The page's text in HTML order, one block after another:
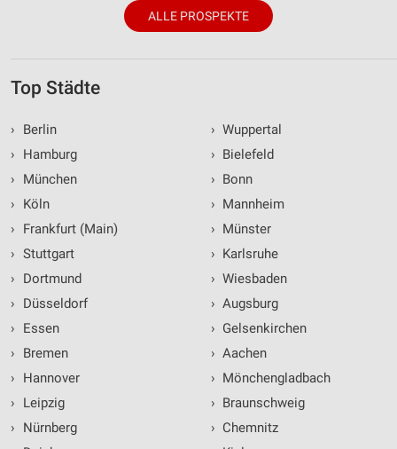
ALLE PROSPEKTE
Top Städte
›
Berlin
›
Hamburg
›
München
›
Köln
›
Frankfurt (Main)
› Stuttgart
›
Dortmund
›
Düsseldorf
›
Essen
›
Bremen
›
Hannover
›
Leipzig
›
Nürnberg
› Wuppertal
› Bielefeld
› Bonn
› Mannheim
› Münster
› Karlsruhe
› Wiesbaden
› Augsburg
› Gelsenkirchen
› Aachen
› Mönchengladbach
› Braunschweig
› Chemnitz